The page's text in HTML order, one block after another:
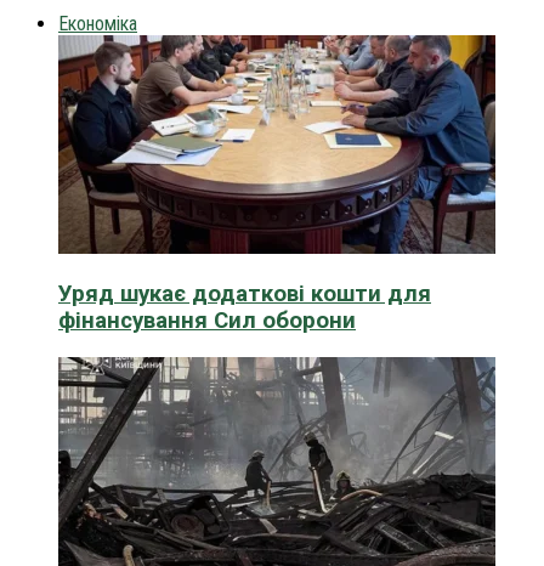
Економіка
Уряд шукає додаткові кошти для
фінансування Сил оборони